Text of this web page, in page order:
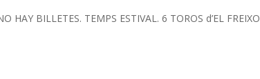
HAY BILLETES. TEMPS ESTIVAL. 6 TOROS d’EL FREIXO